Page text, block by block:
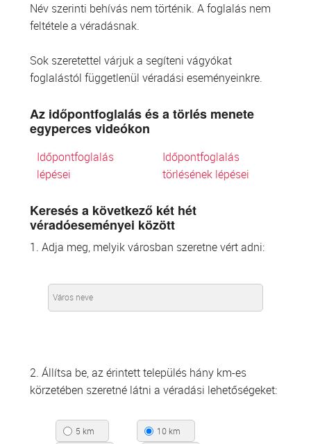
Név szerinti behívás nem történik. A foglalás nem
feltétele a véradásnak.
Sok szeretettel várjuk a segíteni vágyókat
foglalástól függetlenül véradási eseményeinkre.
Az időpontfoglalás és a törlés menete
egyperces videókon
Időpontfoglalás
lépései
Időpontfoglalás
törlésének lépései
Keresés a következő két hét
véradóeseményei között
1. Adja meg, melyik városban szeretne vért adni:
2. Állítsa be, az érintett település hány km-es
körzetében szeretné látni a véradási lehetőségeket:
5 km
10 km